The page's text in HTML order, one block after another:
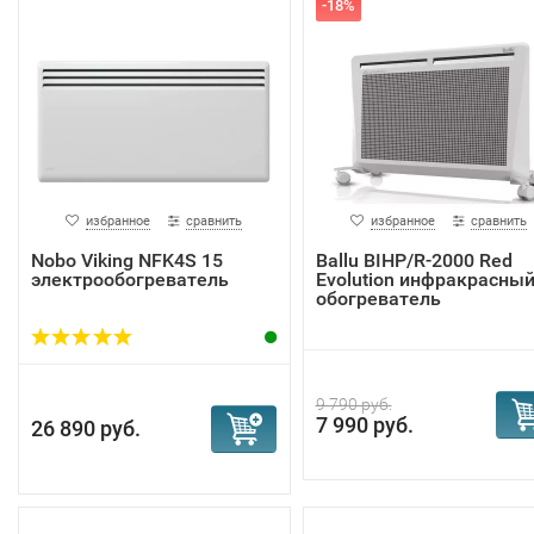
Инверторные конвекторы с Wi-Fi
отопления дома
избранное сравнить
Nobo Viking NFK4S 15
электрообогреватель
26 890 руб.
-18%
избранное сравнить
Ballu BIHP/R-2000 Red
Evolution инфракрасный
обогреватель
9 790 руб.
7 990 руб.